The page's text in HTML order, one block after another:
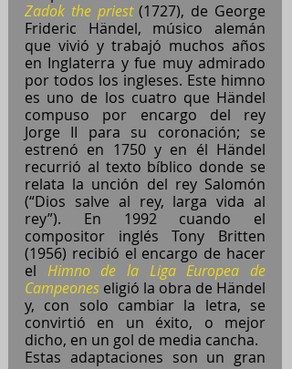
Zadok the priest (1727), de George
Frideric Händel, músico alemán
que vivió y trabajó muchos años
en Inglaterra y fue muy admirado
por todos los ingleses. Este himno
es uno de los cuatro que Händel
compuso por encargo del rey
Jorge II para su coronación; se
estrenó en 1750 y en él Händel
recurrió al texto bíblico donde se
relata la unción del rey Salomón
(“Dios salve al rey, larga vida al
rey”). En 1992 cuando el
compositor inglés Tony Britten
(1956) recibió el encargo de hacer
el Himno de la Liga Europea de
Campeones eligió la obra de Händel
y, con solo cambiar la letra, se
convirtió en un éxito, o mejor
dicho, en un gol de media cancha.
Estas adaptaciones son un gran